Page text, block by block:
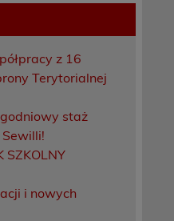
z 16
Terytorialnej
staż
SZKOLNY
i nowych